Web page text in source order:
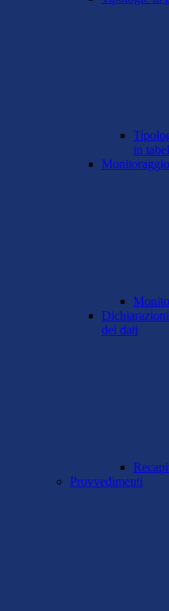
in
dei dati
Provvedimenti